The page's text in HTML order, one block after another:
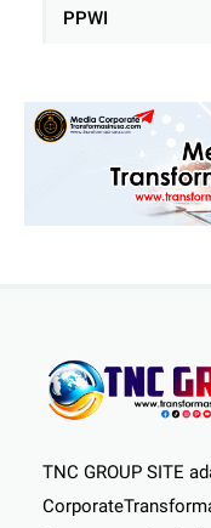
PPWI
TNC GROUP SITE